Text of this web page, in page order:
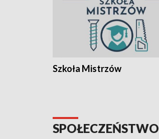
Szkoła Mistrzów
SPOŁECZEŃSTWO